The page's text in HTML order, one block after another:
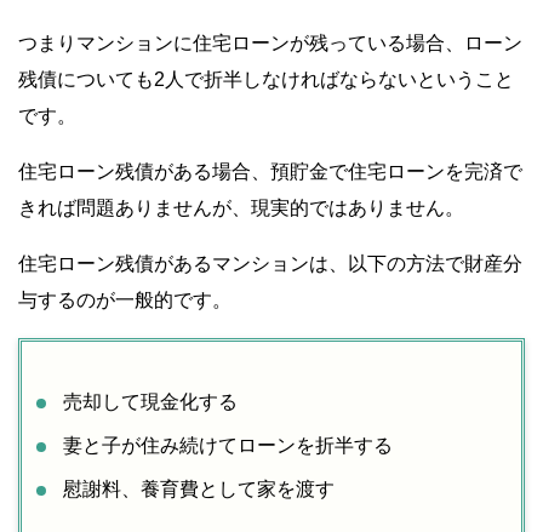
つまりマンションに住宅ローンが残っている場合、ローン
残債についても2人で折半しなければならないということ
です。
住宅ローン残債がある場合、預貯金で住宅ローンを完済で
きれば問題ありませんが、現実的ではありません。
住宅ローン残債があるマンションは、以下の方法で財産分
与するのが一般的です。
売却して現金化する
妻と子が住み続けてローンを折半する
慰謝料、養育費として家を渡す